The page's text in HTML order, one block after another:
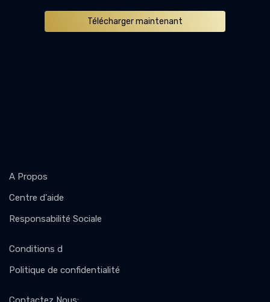
Télécharger maintenant
A Propos
Centre d'aide
Responsabilité Sociale
Conditions d
Politique de confidentialité